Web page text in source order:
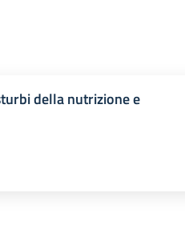
della nutrizione e